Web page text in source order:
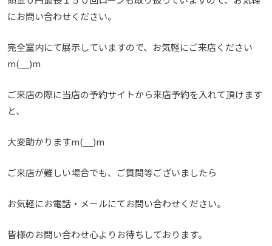
にお問い合わせください。
完全室内にて展示していますので、お気軽にご来店ください
m(__)m
ご来店の際に当店の予約サイトから来店予約を入れて頂けます
と、
大変助かりますm(__)m
ご来店が難しい場合でも、ご質問等ございましたら
お気軽にお電話・メールにてお問い合わせください。
皆様のお問い合わせ心よりお待ちしております。